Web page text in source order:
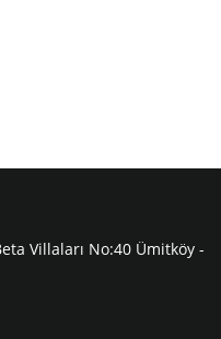
Villaları No:40 Ümitköy -